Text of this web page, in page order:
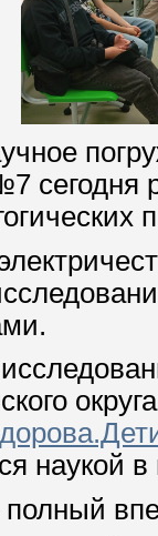
сегодня
наукой